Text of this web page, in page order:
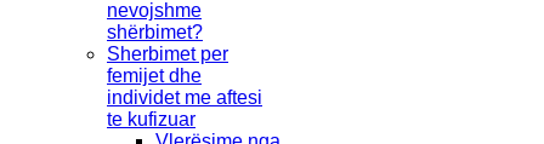
nevojshme
shërbimet?
Sherbimet per
femijet dhe
individet me aftesi
te kufizuar